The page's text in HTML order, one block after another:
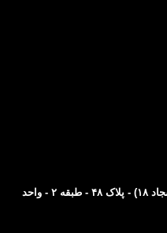
مشهد- بلوار سجاد- نبش حامد جنوبی (سجاد ۱۸) - پلاک ۴۸ - طبقه ۲ - واحد